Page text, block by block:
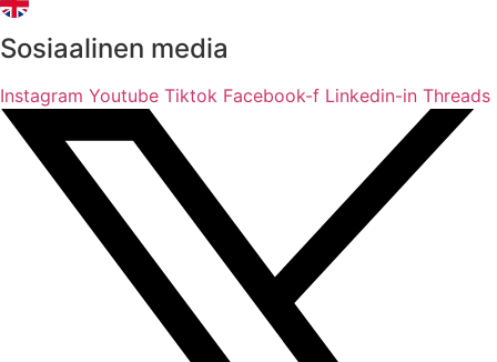
Sosiaalinen media
Instagram Youtube Tiktok Facebook-f Linkedin-in Threads